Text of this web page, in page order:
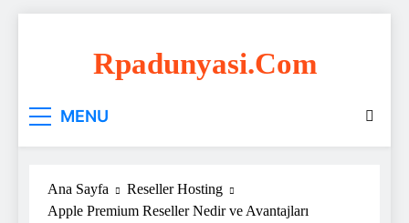
Rpadunyasi.com
Çözümleri!
MENU
Ana Sayfa
Reseller Hosting
Apple Premium Reseller Nedir ve Avantajları